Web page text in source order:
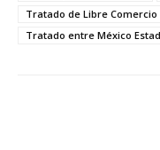
Tratado de Libre
Tratado entre México